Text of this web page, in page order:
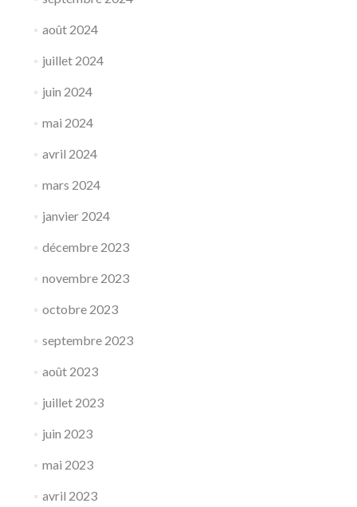
août 2024
juillet 2024
juin 2024
mai 2024
avril 2024
mars 2024
janvier 2024
décembre 2023
novembre 2023
octobre 2023
septembre 2023
août 2023
juillet 2023
juin 2023
mai 2023
avril 2023